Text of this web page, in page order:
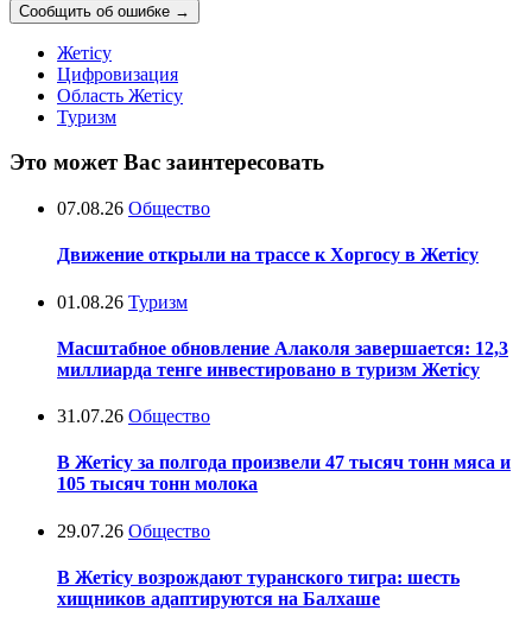
Сообщить об ошибке →
Жетісу
Цифровизация
Область Жетісу
Туризм
Это может Вас заинтересовать
07.08.26 Общество
Движение открыли на трассе к Хоргосу в Жетісу
01.08.26 Туризм
Масштабное обновление Алаколя завершается: 12,3
миллиарда тенге инвестировано в туризм Жетісу
31.07.26 Общество
В Жетісу за полгода произвели 47 тысяч тонн мяса и
105 тысяч тонн молока
29.07.26 Общество
В Жетісу возрождают туранского тигра: шесть
хищников адаптируются на Балхаше